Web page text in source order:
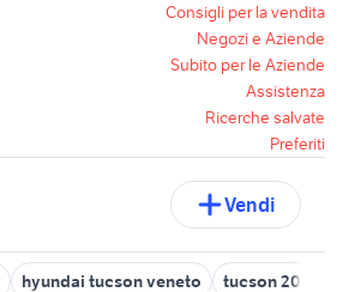
Consigli per la vendita
Negozi e Aziende
Subito per le Aziende
Assistenza
Ricerche salvate
Preferiti
Vendi
hyundai tucson veneto tucson 2015 auto